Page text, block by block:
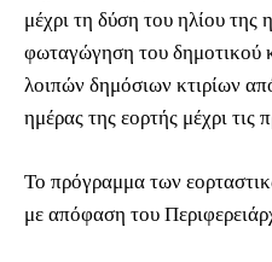
μέχρι τη δύση του ηλίου της
φωταγώγηση του δημοτικού
λοιπών δημόσιων κτιρίων
ημέρας της εορτής μέχρι τις
Το πρόγραμμα των
με απόφαση του